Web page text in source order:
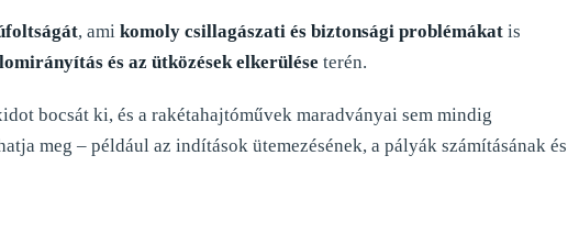
, ami komoly csillagászati és biztonsági problémákat is
és az ütközések elkerülése terén.
bocsát ki, és a rakétahajtóművek maradványai sem mindig
meg – például az indítások ütemezésének, a pályák számításának és